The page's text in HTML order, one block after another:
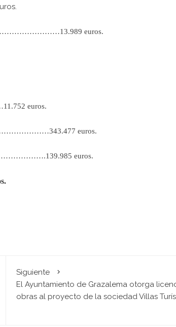
euros.
euros.
euros.
euros.
Siguiente
El Ayuntamiento de Grazalema otorga
obras al proyecto de la sociedad Villas